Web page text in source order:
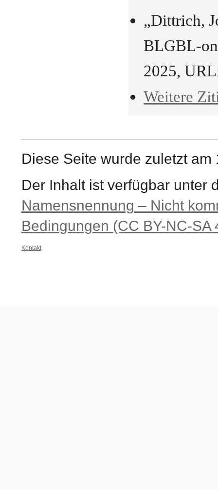
„Dittrich,
BLGBL-
2025,
Weitere
Diese Seite wurde zuletzt
Der Inhalt ist verfügbar unter
Namensnennung – Nicht
Bedingungen (CC BY-NC-SA
Kontakt